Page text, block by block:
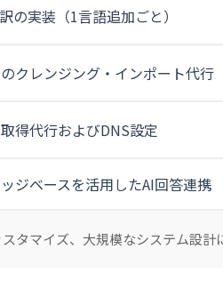
の実装（1言語追加ごと）
クレンジング・インポート代行
得代行およびDNS設定
ジベースを活用したAI回答連携
タマイズ、大規模なシステム設計